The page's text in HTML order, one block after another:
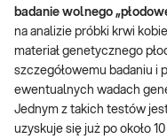
badanie wolnego
na analizie próbki krwi
materiał genetycznego
szczegółowemu badaniu i
ewentualnych wadach
Jednym z takich testów
uzyskuje się już po około